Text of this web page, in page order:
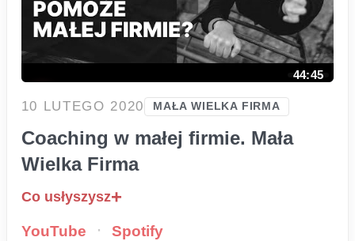
44:45
10 LUTEGO 2020 MAŁA WIELKA FIRMA
Coaching w małej firmie. Mała
Wielka Firma
Co usłyszysz
YouTube · Spotify